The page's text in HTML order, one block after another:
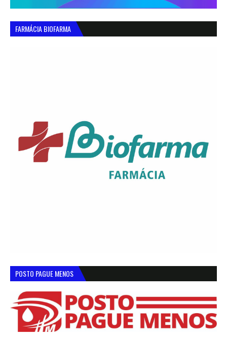
FARMÁCIA BIOFARMA
POSTO PAGUE MENOS